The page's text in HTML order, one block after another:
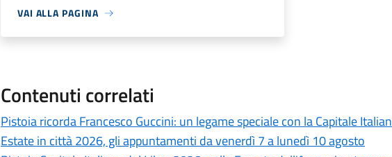
VAI ALLA PAGINA
Contenuti correlati
Pistoia ricorda Francesco Guccini: un legame speciale con la Capitale
Estate in città 2026, gli appuntamenti da venerdì 7 a lunedì 10 agosto